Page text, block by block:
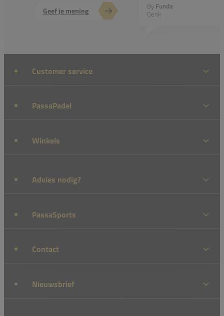
Geef je mening
By Funda
Genk
Customer service
PassaPadel
Winkels
Advies nodig?
PassaSports
Contact
Nieuwsbrief